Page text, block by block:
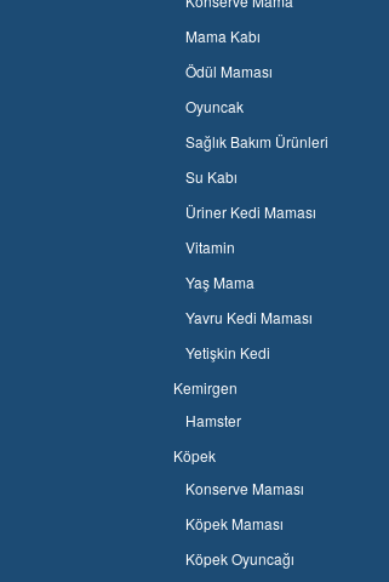
Mama Kabı
Ödül Maması
Oyuncak
Sağlık Bakım Ürünleri
Su Kabı
Üriner Kedi Maması
Vitamin
Yaş Mama
Yavru Kedi Maması
Yetişkin Kedi
Kemirgen
Hamster
Köpek
Konserve Maması
Köpek Maması
Köpek Oyuncağı